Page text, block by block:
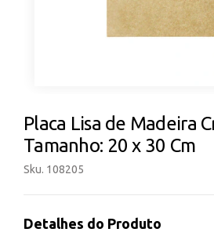
Placa Lisa de Madeira
Tamanho: 20 x 30 Cm
Sku. 108205
Detalhes do Produto